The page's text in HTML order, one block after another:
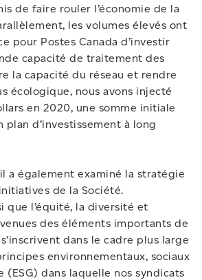
de faire rouler l’économie de la
les volumes élevés ont
pour Postes Canada d’investir
capacité de traitement des
la capacité du réseau et rendre
écologique, nous avons injecté
en 2020, une somme initiale
plan d’investissement à long
a également examiné la stratégie
de la Société.
que l’équité, la diversité et
des éléments importants de
dans le cadre plus large
environnementaux, sociaux
(ESG) dans laquelle nos syndicats